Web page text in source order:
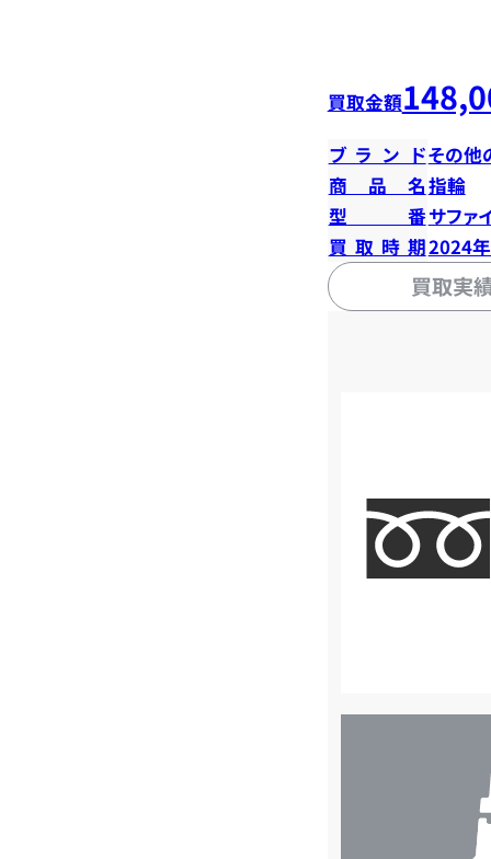
買取金額
ブランドその他
商品名指輪
型番サファ
買取時期2024
買取実